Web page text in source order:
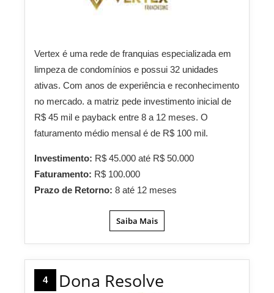
Vertex é uma rede de franquias especializada em
limpeza de condomínios e possui 32 unidades
ativas. Com anos de experiência e reconhecimento
no mercado. a matriz pede investimento inicial de
R$ 45 mil e payback entre 8 a 12 meses. O
faturamento médio mensal é de R$ 100 mil.
Investimento: R$ 45.000 até R$ 50.000
Faturamento: R$ 100.000
Prazo de Retorno: 8 até 12 meses
Saiba Mais
4 Dona Resolve